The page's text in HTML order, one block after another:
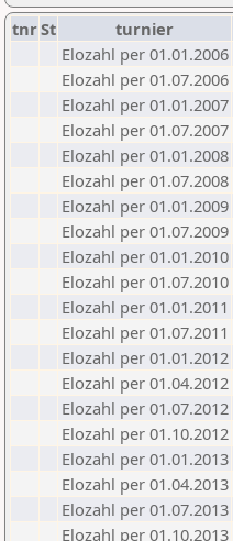
tnrSt turnier
Elozahl per 01.01.2006
Elozahl per 01.07.2006
Elozahl per 01.01.2007
Elozahl per 01.07.2007
Elozahl per 01.01.2008
Elozahl per 01.07.2008
Elozahl per 01.01.2009
Elozahl per 01.07.2009
Elozahl per 01.01.2010
Elozahl per 01.07.2010
Elozahl per 01.01.2011
Elozahl per 01.07.2011
Elozahl per 01.01.2012
Elozahl per 01.04.2012
Elozahl per 01.07.2012
Elozahl per 01.10.2012
Elozahl per 01.01.2013
Elozahl per 01.04.2013
Elozahl per 01.07.2013
Elozahl per 01.10.2013